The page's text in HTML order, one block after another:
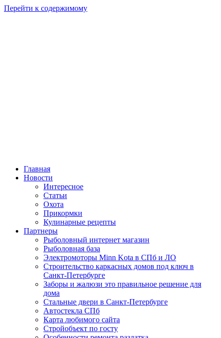
Перейти к содержимому
Главная
Новости
Интересное
Статьи
Охота
Прикормки
Кулинарные рецепты
Партнеры
Рыболовный интернет магазин
Рыболовная база
Электромоторы Minn Kota в СПб и ЛО
Строительство каркасных домов под ключ в
Санкт-Петербурге
Заборы и жалюзи это правильное решение для
дома
Стальные двери в Санкт-Петербурге
Автостекла СПб
Карта любимого сайта
Стройобъект по госту